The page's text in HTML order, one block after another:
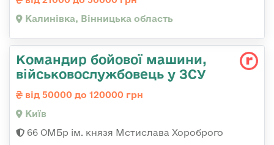
Калинівка, Вінницька область
Командир бойової машини,
військовослужбовець у ЗСУ
від 50000 до 120000 грн
Київ
66 ОМБр ім. князя Мстислава Хороброго